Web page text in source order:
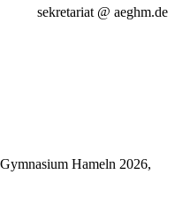
sekretariat @ aeghm.de
Hameln 2026,